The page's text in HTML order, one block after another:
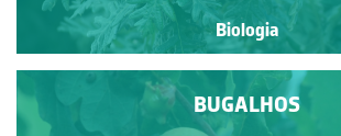
Biologia
BUGALHOS